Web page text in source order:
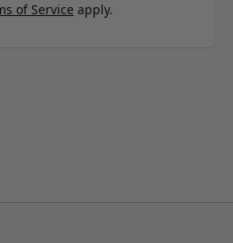
of Service apply.